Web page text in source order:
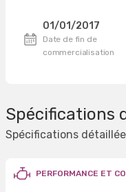
01/01/2017
Date de fin de
commercialisation
Spécifications
Spécifications
PERFORMANCE ET